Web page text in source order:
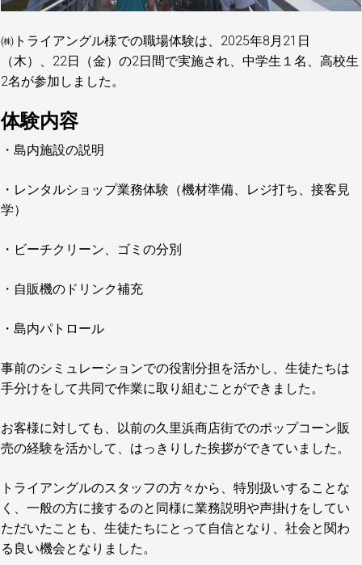
㈱トライアングル様での職場体験は、 2025年8月21日
（木）、22日（金） の2日間で実施され、中学生１名、高校生
2名が参加しました。
体験内容
・島内施設の説明
・レンタルショップ業務体験（機材準備、レジ打ち、接客見
学）
・ビーチクリーン、ゴミの分別
・自販機のドリンク補充
・島内パトロール
事前のシミュレーションでの役割分担を活かし、生徒たちは
手分けをして共同で作業に取り組むことができました。
お客様に対しても、以前の久里浜商店街でのポップコーン販
売の経験を活かして、はっきりした挨拶ができていました。
トライアングルのスタッフの方々から、特別扱いすることな
く、一般の方に接するのと同様に業務説明や声掛けをしてい
ただいたことも、生徒たちにとって自信となり、社会と関わ
る良い機会となりました。